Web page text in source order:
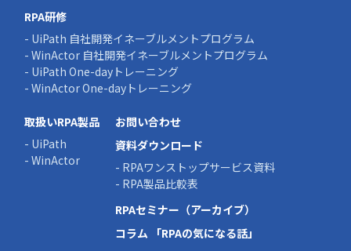
RPA研修
- UiPath 自社開発イネーブルメントプログラム
- WinActor 自社開発イネーブルメントプログラム
- UiPath One-dayトレーニング
- WinActor One-dayトレーニング
取扱いRPA製品
- UiPath
- WinActor
お問い合わせ
資料ダウンロード
- RPAワンストップサービス資料
- RPA製品比較表
RPAセミナー（アーカイブ）
コラム 「RPAの気になる話」